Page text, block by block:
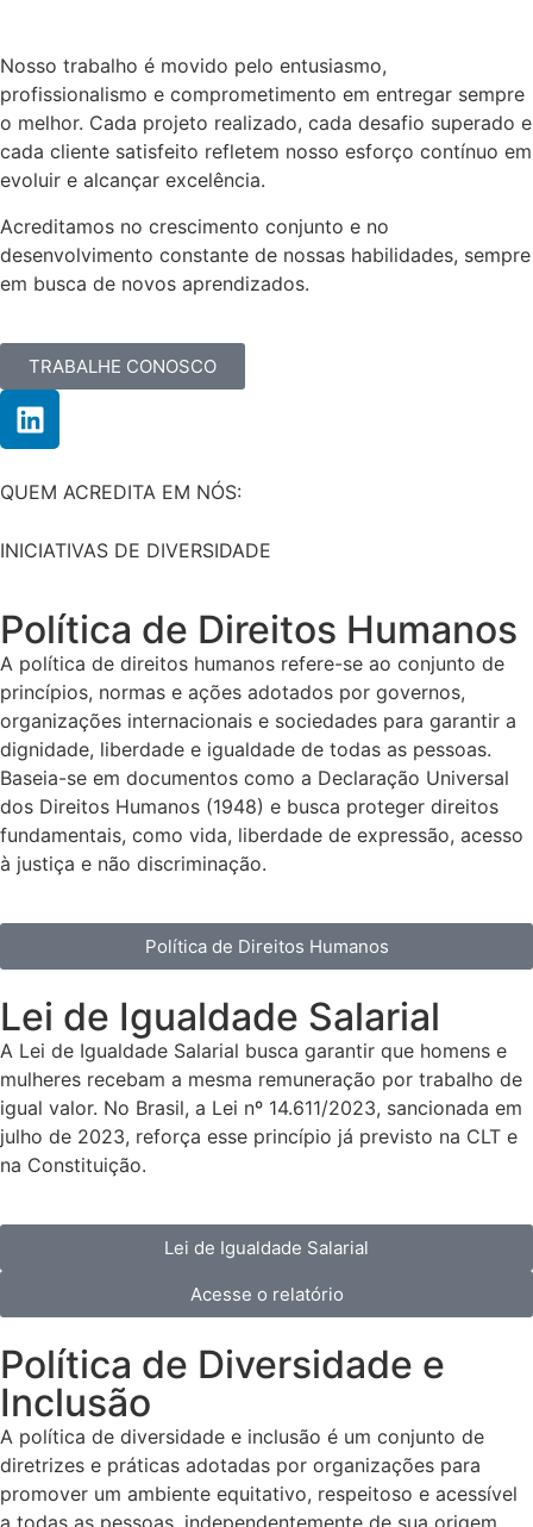
Nosso trabalho é movido pelo entusiasmo,
profissionalismo e comprometimento em entregar sempre
o melhor. Cada projeto realizado, cada desafio superado e
cada cliente satisfeito refletem nosso esforço contínuo em
evoluir e alcançar excelência.
Acreditamos no crescimento conjunto e no
desenvolvimento constante de nossas habilidades, sempre
em busca de novos aprendizados.
TRABALHE CONOSCO
QUEM ACREDITA EM NÓS:
INICIATIVAS DE DIVERSIDADE
Política de Direitos Humanos
A política de direitos humanos refere-se ao conjunto de
princípios, normas e ações adotados por governos,
organizações internacionais e sociedades para garantir a
dignidade, liberdade e igualdade de todas as pessoas.
Baseia-se em documentos como a Declaração Universal
dos Direitos Humanos (1948) e busca proteger direitos
fundamentais, como vida, liberdade de expressão, acesso
à justiça e não discriminação.
Política de Direitos Humanos
Lei de Igualdade Salarial
A Lei de Igualdade Salarial busca garantir que homens e
mulheres recebam a mesma remuneração por trabalho de
igual valor. No Brasil, a Lei nº 14.611/2023, sancionada em
julho de 2023, reforça esse princípio já previsto na CLT e
na Constituição.
Lei de Igualdade Salarial
Acesse o relatório
Política de Diversidade e
Inclusão
A política de diversidade e inclusão é um conjunto de
diretrizes e práticas adotadas por organizações para
promover um ambiente equitativo, respeitoso e acessível